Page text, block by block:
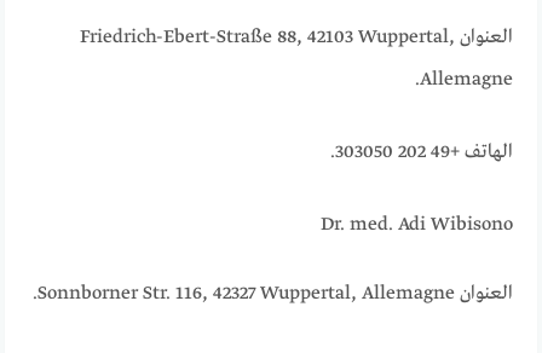
العنوان Friedrich-Ebert-Straße 88, 42103 Wuppertal,
Allemagne.
الهاتف +49 202 303050.
Dr. med. Adi Wibisono
العنوان Sonnborner Str. 116, 42327 Wuppertal, Allemagne.